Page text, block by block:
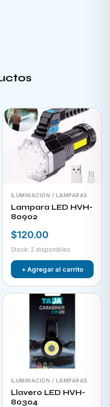
ILUMINACIÓN / LAMPARAS
Lampara LED HVH-
80902
$120.00
Stock: 2 disponibles
+ Agregar al carrito
ILUMINACIÓN / LAMPARAS
Llavero LED HVH-
80304